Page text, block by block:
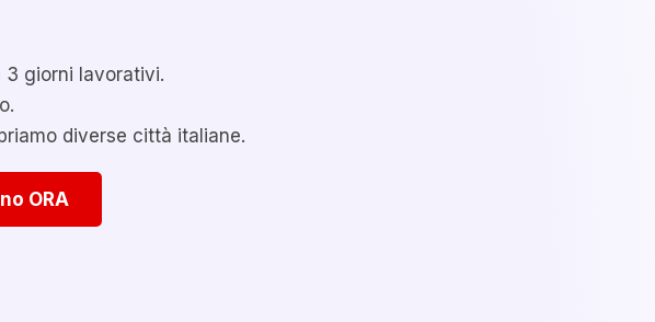
3 giorni lavorativi.
diverse città italiane.
ORA